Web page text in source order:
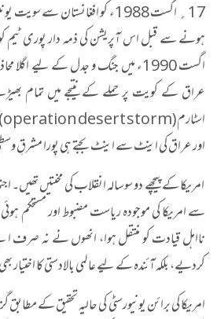
17
؍ اگست 1988ء کو افغانستان سے
ہونے سے قبل اس آپریشن کی ذمہ دار پوری ٹیم
اگست 1990ء میں جنگ و جدل کے لیے
عراق کے کویت پر حملے کے نتیجے میں تمام
اسٹارم‘‘ (operation desert storm)
اور عراق کی اینٹ سے اینٹ بجتے ہی پورا مشرقِ
امریکا کے پیچھے دو سوسالہ انقلاب کی محنتیں تھیں۔
سے امریکا کی موجودہ ریاست مضبوط اور مستحکم
نااہل قیادت کو منتقل ہوا، انھوں نے نہ صرف
کردیے، بلکہ آئندہ کے لیے عالمی بالادستی کا اختیار